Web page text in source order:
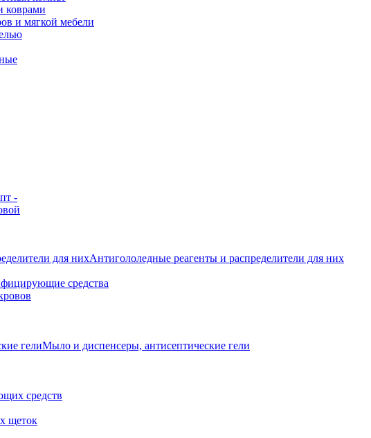
коврами
и мягкой мебели
Антигололедные реагенты и распределители для них
средства
Мыло и диспенсеры, антисептические гели
средств
щеток